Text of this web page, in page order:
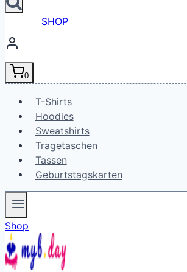
SHOP
0
T-Shirts
Hoodies
Sweatshirts
Tragetaschen
Tassen
Geburtstagskarten
Shop